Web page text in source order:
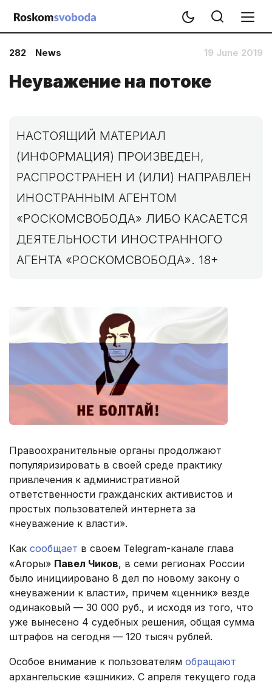
282 News 19 June 2019
Неуважение на потоке
НАСТОЯЩИЙ МАТЕРИАЛ
(ИНФОРМАЦИЯ) ПРОИЗВЕДЕН,
РАСПРОСТРАНЕН И (ИЛИ) НАПРАВЛЕН
ИНОСТРАННЫМ АГЕНТОМ
«РОСКОМСВОБОДА» ЛИБО КАСАЕТСЯ
ДЕЯТЕЛЬНОСТИ ИНОСТРАННОГО
АГЕНТА «РОСКОМСВОБОДА». 18+
Правоохранительные органы продолжают
популяризировать в своей среде практику
привлечения к административной
ответственности гражданских активистов и
простых пользователей интернета за
«неуважение к власти».
Как сообщает в своем Telegram-канале глава
«Агоры» Павел Чиков, в семи регионах России
было инициировано 8 дел по новому закону о
«неуважении к власти», причем «ценник» везде
одинаковый — 30 000 руб., и исходя из того, что
уже вынесено 4 судебных решения, общая сумма
штрафов на сегодня — 120 тысяч рублей.
Особое внимание к пользователям обращают
архангельские «эшники». С апреля текущего года